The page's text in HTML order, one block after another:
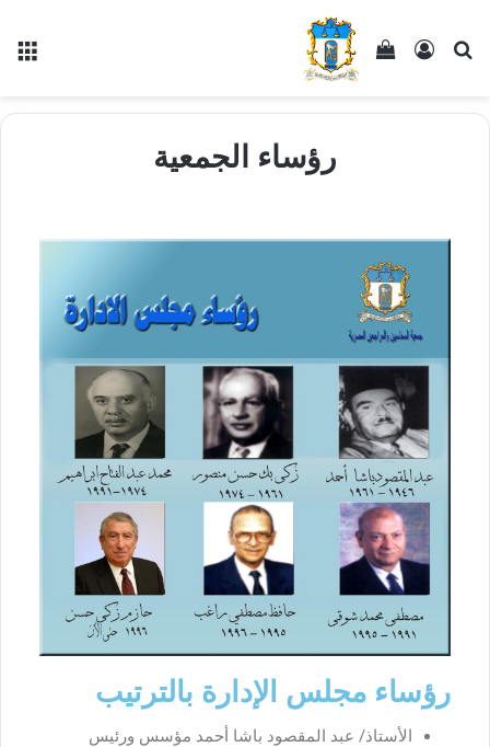
رؤساء الجمعية
رؤساء مجلس الإدارة بالترتيب
الأستاذ/ عبد المقصود باشا أحمد مؤسس ورئيس